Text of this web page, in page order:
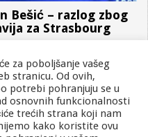
Bešić – razlog zbog
za Strasbourg
korištenja Zaštita privatnosti
za poboljšanje vašeg
stranicu. Od ovih,
potrebi pohranjuju se u
osnovnih funkcionalnosti
trećih strana koji nam
kako koristite ovu